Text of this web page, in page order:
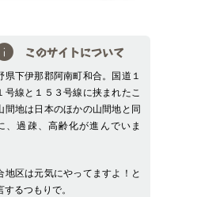
このサイトについて
県下伊那郡阿南町和合。国道１
号線と１５３号線に挟まれたこ
間地は日本のほかの山間地と同
、過疎、高齢化が進んでいま
地区は元気にやってますよ！と
するつもりで。